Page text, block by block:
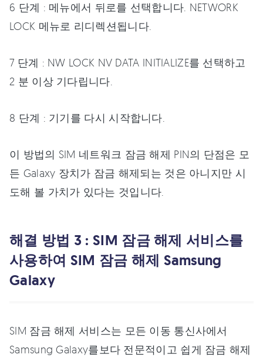
6 단계 : 메뉴에서 뒤로를 선택합니다. NETWORK
LOCK 메뉴로 리디렉션됩니다.
7 단계 : NW LOCK NV DATA INITIALIZE를 선택하고
2 분 이상 기다립니다.
8 단계 : 기기를 다시 시작합니다.
이 방법의 SIM 네트워크 잠금 해제 PIN의 단점은 모
든 Galaxy 장치가 잠금 해제되는 것은 아니지만 시
도해 볼 가치가 있다는 것입니다.
해결 방법 3 : SIM 잠금 해제 서비스를
사용하여 SIM 잠금 해제 Samsung
Galaxy
SIM 잠금 해제 서비스는 모든 이동 통신사에서
Samsung Galaxy를보다 전문적이고 쉽게 잠금 해제